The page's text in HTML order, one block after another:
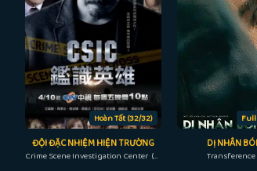
Hoàn Tất (32/32)
ĐỘI ĐẶC NHIỆM HIỆN TRƯỜNG
Crime Scene Investigation Center (2015)
DỊ NHÂN